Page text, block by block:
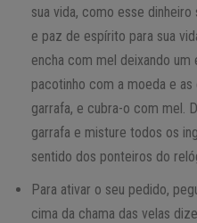
sua vida, como esse
e paz de espírito para sua
encha com mel deixando um
pacotinho com a moeda e
garrafa, e cubra-o com mel.
garrafa e misture todos os
sentido dos ponteiros do
Para ativar o seu pedido,
cima da chama das velas